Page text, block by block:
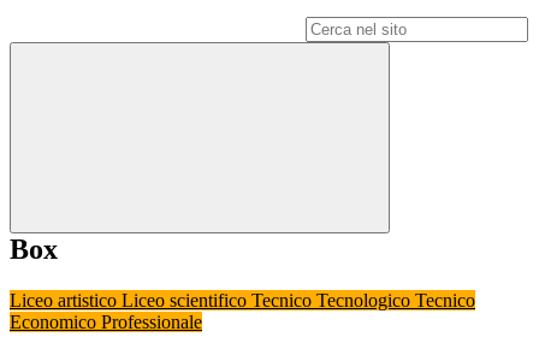
Box
Liceo artistico Liceo scientifico Tecnico Tecnologico Tecnico
Economico Professionale